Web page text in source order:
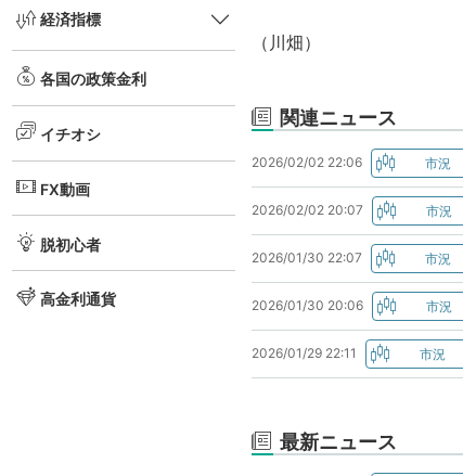
経済指標
各国の政策金利
イチオシ
FX動画
脱初心者
高金利通貨
（川畑）
関連ニュース
2026/02/02 22:06
2026/02/02 20:07
2026/01/30 22:07
2026/01/30 20:06
2026/01/29 22:11
最新ニュース